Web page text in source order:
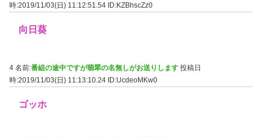
時:2019/11/03(日) 11:12:51.54 ID:KZBhscZz0
向日葵
4 名前:番組の途中ですが翡翠の名無しがお送りします 投稿日
時:2019/11/03(日) 11:13:10.24 ID:UcdeoMKw0
ゴッホ